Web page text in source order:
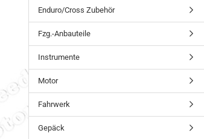
Enduro/Cross Zubehör
Fzg.-Anbauteile
Instrumente
Motor
Fahrwerk
Gepäck